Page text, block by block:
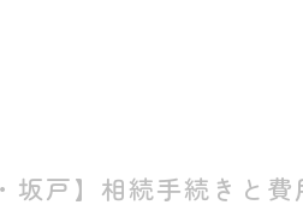
坂戸】相続手続きと